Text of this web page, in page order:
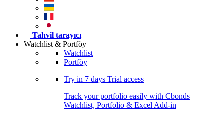
Tahvil tarayıcı
Watchlist & Portföy
Watchlist
Portföy
Try in 7 days Trial access
Track your portfolio easily with Cbonds
Watchlist, Portfolio & Excel Add-in